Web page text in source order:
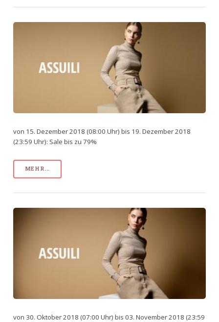
von 15. Dezember 2018 (08:00 Uhr) bis 19. Dezember 2018
(23:59 Uhr): Sale bis zu 79%
MEHR...
von 30. Oktober 2018 (07:00 Uhr) bis 03. November 2018 (23:59